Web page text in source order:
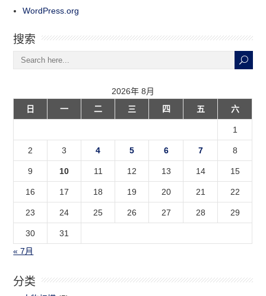
WordPress.org
搜索
2026年 8月
日
一 二 三 四 五 六
1
2 3 4 5 6 7 8
9 10 11 12 13 14 15
16 17 18 19 20 21 22
23 24 25 26 27 28 29
30
31
« 7月
分类